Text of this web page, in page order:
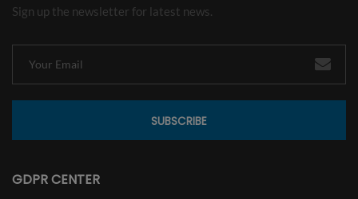
Sign up the newsletter for latest news.
SUBSCRIBE
GDPR CENTER